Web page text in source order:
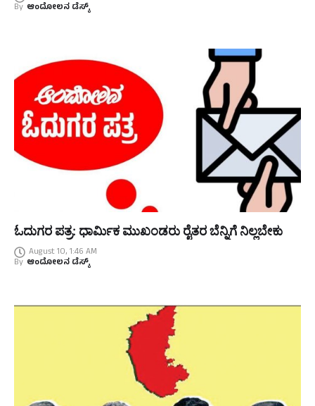
By ಆಂದೋಲನ ಡೆಸ್ಕ್
ಓದುಗರ ಪತ್ರ: ಧಾರ್ಮಿಕ ಮುಖಂಡರು ರೈತರ ಬೆನ್ನಿಗೆ ನಿಲ್ಲಬೇಕು
August 10, 1:46 AM
By ಆಂದೋಲನ ಡೆಸ್ಕ್